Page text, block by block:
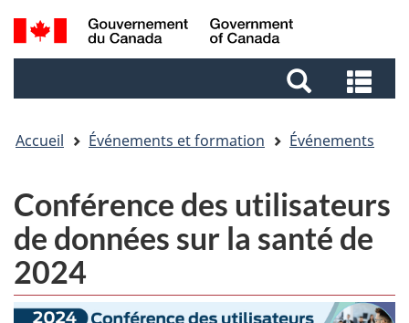
Aller
au
Aller
au
Passer
à
Recherche
et
et
Accueil Événements et formation Événements
Conférence des utilisateurs
de données sur la santé de
2024